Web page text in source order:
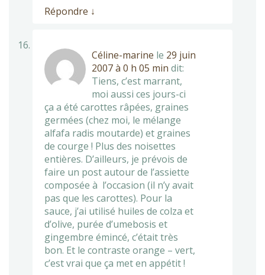
Répondre ↓
Céline-marine le 29 juin
2007 à 0 h 05 min dit:
Tiens, c’est marrant,
moi aussi ces jours-ci
ça a été carottes râpées, graines
germées (chez moi, le mélange
alfafa radis moutarde) et graines
de courge ! Plus des noisettes
entières. D’ailleurs, je prévois de
faire un post autour de l’assiette
composée à l’occasion (il n’y avait
pas que les carottes). Pour la
sauce, j’ai utilisé huiles de colza et
d’olive, purée d’umebosis et
gingembre émincé, c’était très
bon. Et le contraste orange – vert,
c’est vrai que ça met en appétit !